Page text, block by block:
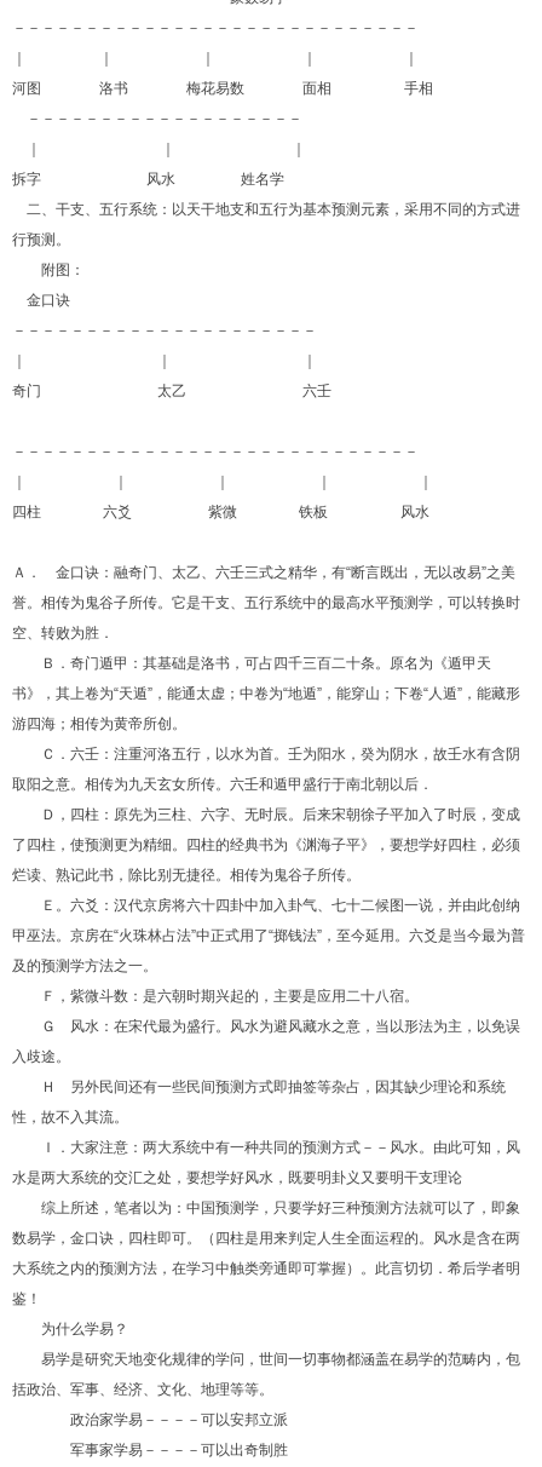
－－－－－－－－－－－－－－－－－－－－－－－－－－－－
｜ ｜ ｜ ｜ ｜
河图 洛书 梅花易数 面相 手相
－－－－－－－－－－－－－－－－－－－
｜ ｜ ｜
拆字
风水 姓名学
二、干支、五行系统：以天干地支和五行为基本预测元素，采用不同的方式进
行预测。
附图：
金口诀
－－－－－－－－－－－－－－－－－－－－－
｜ ｜ ｜
奇门 太乙 六壬
－－－－－－－－－－－－－－－－－－－－－－－－－－－－
｜ ｜ ｜ ｜ ｜
四柱 六爻 紫微 铁板 风水
Ａ． 金口诀：融奇门、太乙、六壬三式之精华，有“断言既出，无以改易”之美
誉。相传为鬼谷子所传。它是干支、五行系统中的最高水平预测学，可以转换时
空、转败为胜．
Ｂ．奇门遁甲：其基础是洛书，可占四千三百二十条。原名为《遁甲天
书》，其上卷为“天遁”，能通太虚；中卷为“地遁”，能穿山；下卷“人遁”，能藏形
游四海；相传为黄帝所创。
Ｃ．六壬：注重河洛五行，以水为首。壬为阳水，癸为阴水，故壬水有含阴
取阳之意。相传为九天玄女所传。六壬和遁甲盛行于南北朝以后．
Ｄ，四柱：原先为三柱、六字、无时辰。后来宋朝徐子平加入了时辰，变成
了四柱，使预测更为精细。四柱的经典书为《渊海子平》，要想学好四柱，必须
烂读、熟记此书，除比别无捷径。相传为鬼谷子所传。
Ｅ。六爻：汉代京房将六十四卦中加入卦气、七十二候图一说，并由此创纳
甲巫法。京房在“火珠林占法”中正式用了“掷钱法”，至今延用。六爻是当今最为普
及的预测学方法之一。
Ｆ，紫微斗数：是六朝时期兴起的，主要是应用二十八宿。
Ｇ 风水：在宋代最为盛行。风水为避风藏水之意，当以形法为主，以免误
入歧途。
Ｈ 另外民间还有一些民间预测方式即抽签等杂占，因其缺少理论和系统
性，故不入其流。
Ｉ．大家注意：两大系统中有一种共同的预测方式－－风水。由此可知，风
水是两大系统的交汇之处，要想学好风水，既要明卦义又要明干支理论
综上所述，笔者以为：中国预测学，只要学好三种预测方法就可以了，即象
数易学，金口诀，四柱即可。（四柱是用来判定人生全面运程的。风水是含在两
大系统之内的预测方法，在学习中触类旁通即可掌握）。此言切切．希后学者明
鉴！
为什么学易？
易学是研究天地变化规律的学问，世间一切事物都涵盖在易学的范畴内，包
括政治、军事、经济、文化、地理等等。
政治家学易－－－－可以安邦立派
军事家学易－－－－可以出奇制胜